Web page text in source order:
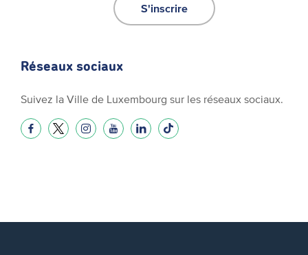
S'inscrire
Réseaux sociaux
Suivez la Ville de Luxembourg sur les réseaux sociaux.